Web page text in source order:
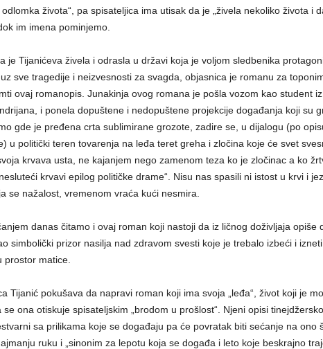
života“, pa spisateljica ima utisak da je „živela nekoliko života i
im imena pominjemo.
je Tijanićeva živela i odrasla u državi koja je voljom sledbenika
sve tragedije i neizvesnosti za svagda, objasnica je romanu za
ovaj romanopis. Junakinja ovog romana je pošla vozom kao student
i ponela dopuštene i nedopuštene projekcije događanja koji su
gde je pređena crta sublimirane grozote, zadire se, u dijalogu (po
u politički teren tovarenja na leđa teret greha i zločina koje će svet
krvava usta, ne kajanjem nego zamenom teza ko je zločinac a ko
krvavi epilog političke drame“. Nisu nas spasili ni istost u krvi i
se nažalost, vremenom vraća kući nesmira.
danas čitamo i ovaj roman koji nastoji da iz ličnog doživljaja opiše
simbolički prizor nasilja nad zdravom svesti koje je trebalo izbeći i
prostor matice.
Tijanić pokušava da napravi roman koji ima svoja „leđa“, život koji je
se ona otiskuje spisateljskim „brodom u prošlost“. Njeni opisi
sa prilikama koje se događaju pa će povratak biti sećanje na ono
ruku i „sinonim za lepotu koja se događa i leto koje beskrajno